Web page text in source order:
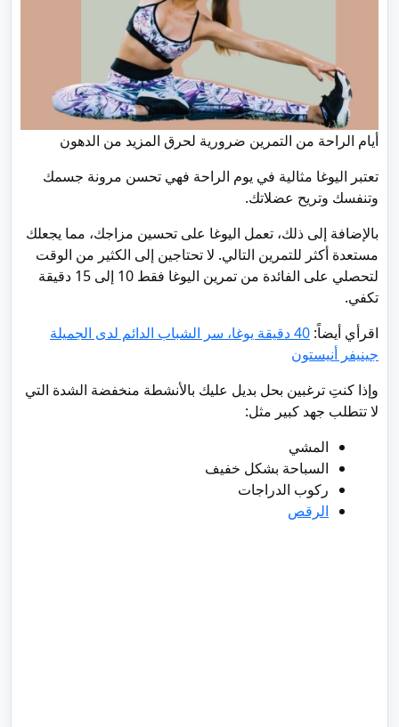
أيام الراحة من التمرين ضرورية لحرق المزيد من الدهون
تعتبر اليوغا مثالية في يوم الراحة فهي تحسن مرونة جسمك
وتنفسك وتريح عضلاتك.
بالإضافة إلى ذلك، تعمل اليوغا على تحسين مزاجك، مما يجعلك
مستعدة أكثر للتمرين التالي. لا تحتاجين إلى الكثير من الوقت
لتحصلي على الفائدة من تمرين اليوغا فقط 10 إلى 15 دقيقة
تكفي.
اقرأي أيضاً:
40 دقيقة يوغا، سر الشباب الدائم لدى الجميلة
جينيفر أنيستون
وإذا كنتِ ترغبين بحل بديل عليك بالأنشطة منخفضة الشدة التي
لا تتطلب جهد كبير مثل:
المشي
السباحة بشكل خفيف
ركوب الدراجات
الرقص